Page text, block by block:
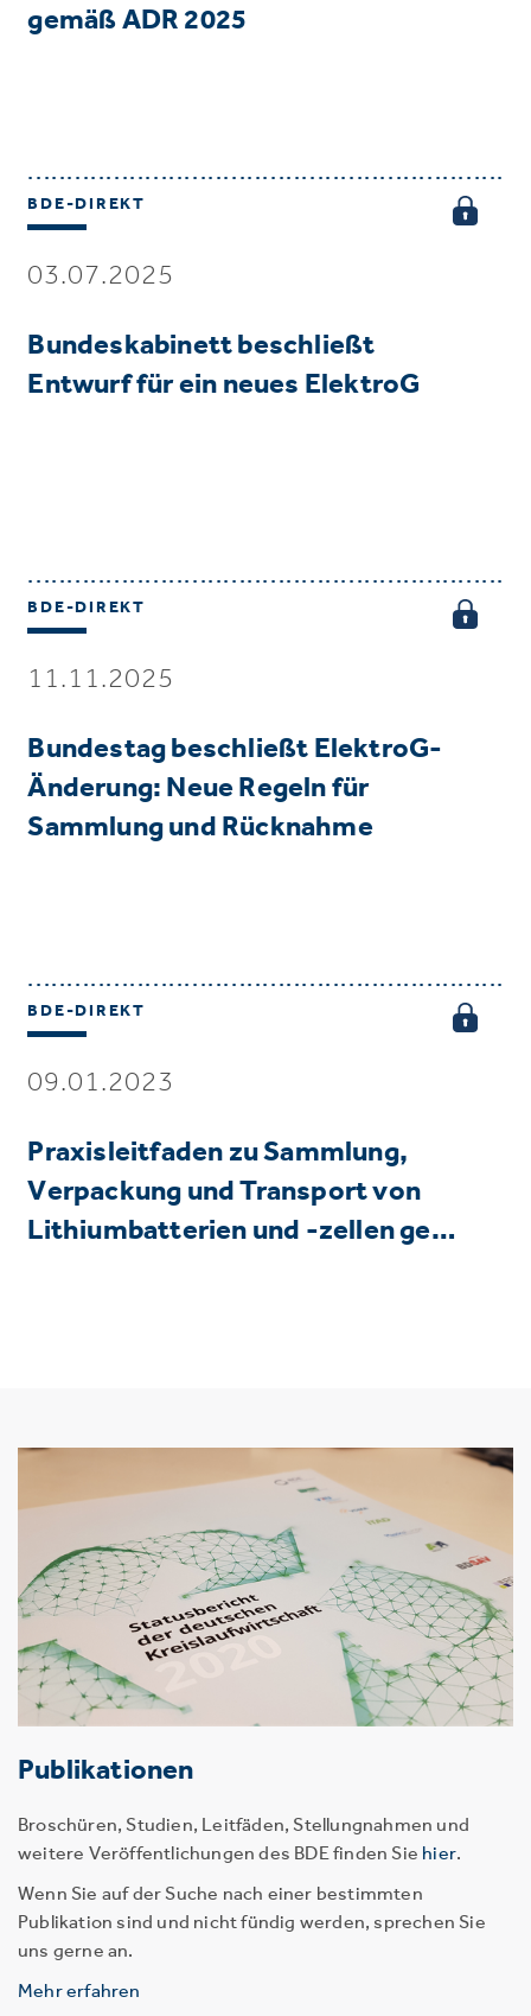
gemäß ADR 2025
BDE-DIREKT
03.07.2025
Bundeskabinett beschließt
Entwurf für ein neues ElektroG
BDE-DIREKT
11.11.2025
Bundestag beschließt ElektroG-
Änderung: Neue Regeln für
Sammlung und Rücknahme
BDE-DIREKT
09.01.2023
Praxisleitfaden zu Sammlung,
Verpackung und Transport von
Lithiumbatterien und -zellen ge…
Publikationen
Broschüren, Studien, Leitfäden, Stellungnahmen und
weitere Veröffentlichungen des BDE finden Sie hier.
Wenn Sie auf der Suche nach einer bestimmten
Publikation sind und nicht fündig werden, sprechen Sie
uns gerne an.
Mehr erfahren